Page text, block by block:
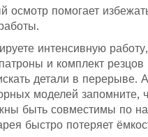
осмотр помогает
интенсивную
и комплект резцов
детали в перерыве.
моделей запомните,
быть совместимы по
быстро потеряет